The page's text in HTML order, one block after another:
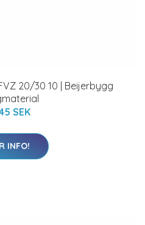
20/30 10 | Beijerbygg
SEK
INFO!